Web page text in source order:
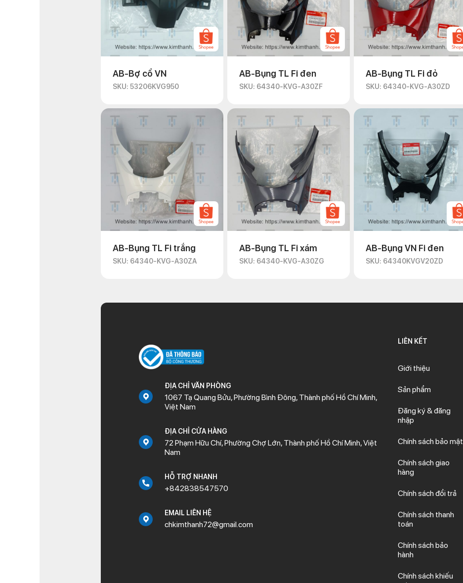
AB-Bợ cổ VN
SKU: 53206KVG950
AB-Bụng TL Fi đen
SKU: 64340-KVG-A30ZF
AB-Bụng TL Fi đỏ
SKU: 64340-KVG-A30ZD
AB-Bụng TL Fi trắng
SKU: 64340-KVG-A30ZA
AB-Bụng TL Fi xám
SKU: 64340-KVG-A30ZG
AB-Bụng VN Fi đen
SKU: 64340KVGV20ZD
ĐỊA CHỈ VĂN PHÒNG
1067 Tạ Quang Bửu, Phường Bình Đông, Thành phố Hồ Chí Minh,
Việt Nam
ĐỊA CHỈ CỬA HÀNG
72 Phạm Hữu Chí, Phường Chợ Lớn, Thành phố Hồ Chí Minh, Việt
Nam
HỖ TRỢ NHANH
+842838547570
EMAIL LIÊN HỆ
chkimthanh72@gmail.com
LIÊN KẾT
Giới thiệu
Sản phẩm
Đăng ký & đăng
nhập
Chính sách bảo mật
Chính sách giao
hàng
Chính sách đổi trả
Chính sách thanh
toán
Chính sách bảo
hành
Chính sách khiếu